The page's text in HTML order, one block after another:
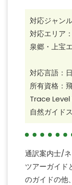
対応ジャン
対応エリア
泉郷・上宝
対応言語：
所有資格：
Trace Level
自然ガイド
通訳案内士/
ツアーガイド
のガイドの他